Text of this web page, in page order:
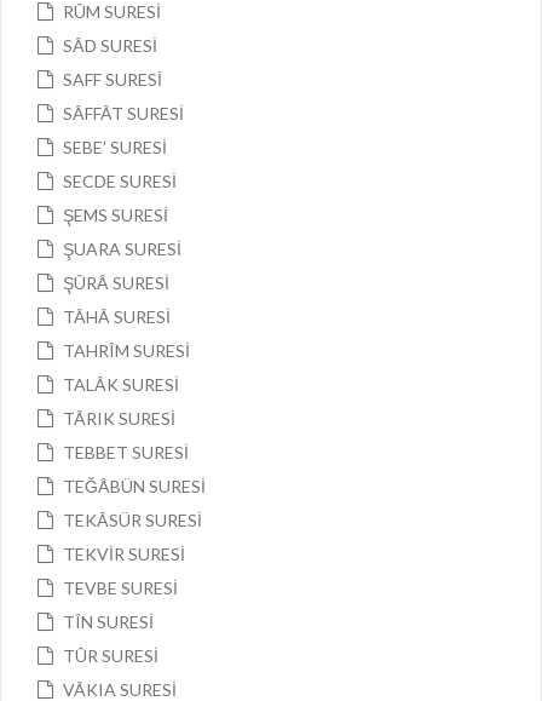
RÛM SURESİ
SÂD SURESİ
SAFF SURESİ
SÂFFÂT SURESİ
SEBE’ SURESİ
SECDE SURESİ
ŞEMS SURESİ
ŞUARA SURESİ
ŞÛRÂ SURESİ
TÂHÂ SURESİ
TAHRÎM SURESİ
TALÂK SURESİ
TÂRIK SURESİ
TEBBET SURESİ
TEĞÂBÜN SURESİ
TEKÂSÜR SURESİ
TEKVİR SURESİ
TEVBE SURESİ
TÎN SURESİ
TÛR SURESİ
VÂKIA SURESİ